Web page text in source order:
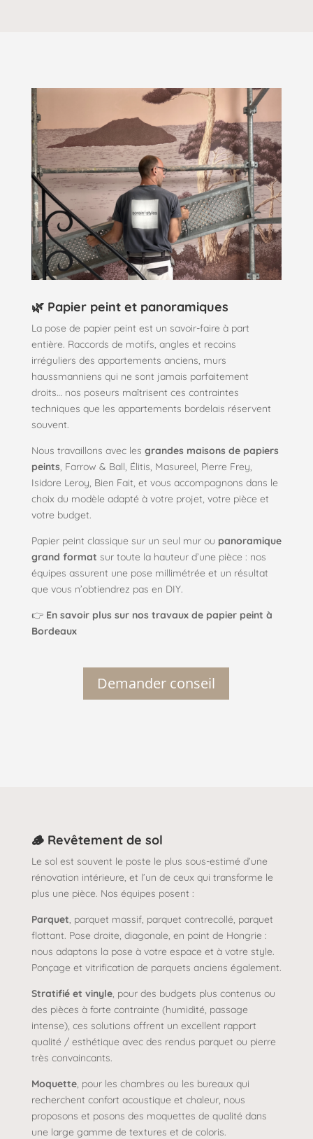
🌿 Papier peint et panoramiques
La pose de papier peint est un savoir-faire à part
entière. Raccords de motifs, angles et recoins
irréguliers des appartements anciens, murs
haussmanniens qui ne sont jamais parfaitement
droits… nos poseurs maîtrisent ces contraintes
techniques que les appartements bordelais réservent
souvent.
Nous travaillons avec les grandes maisons de papiers
peints, Farrow & Ball, Élitis, Masureel, Pierre Frey,
Isidore Leroy, Bien Fait, et vous accompagnons dans le
choix du modèle adapté à votre projet, votre pièce et
votre budget.
Papier peint classique sur un seul mur ou panoramique
grand format sur toute la hauteur d’une pièce : nos
équipes assurent une pose millimétrée et un résultat
que vous n’obtiendrez pas en DIY.
👉 En savoir plus sur nos travaux de papier peint à
Bordeaux
Demander conseil
🪵 Revêtement de sol
Le sol est souvent le poste le plus sous-estimé d’une
rénovation intérieure, et l’un de ceux qui transforme le
plus une pièce. Nos équipes posent :
Parquet, parquet massif, parquet contrecollé, parquet
flottant. Pose droite, diagonale, en point de Hongrie :
nous adaptons la pose à votre espace et à votre style.
Ponçage et vitrification de parquets anciens également.
Stratifié et vinyle, pour des budgets plus contenus ou
des pièces à forte contrainte (humidité, passage
intense), ces solutions offrent un excellent rapport
qualité / esthétique avec des rendus parquet ou pierre
très convaincants.
Moquette, pour les chambres ou les bureaux qui
recherchent confort acoustique et chaleur, nous
proposons et posons des moquettes de qualité dans
une large gamme de textures et de coloris.